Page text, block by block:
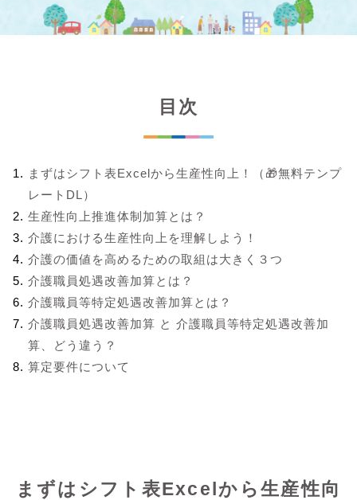
目次
まずはシフト表Excelから生産性向上！（🎁無料テンプ
レートDL）
生産性向上推進体制加算とは？
介護における生産性向上を理解しよう！
介護の価値を高めるための取組は大きく３つ
介護職員処遇改善加算とは？
介護職員等特定処遇改善加算とは？
介護職員処遇改善加算 と 介護職員等特定処遇改善加
算、どう違う？
算定要件について
まずはシフト表Excelから生産性向